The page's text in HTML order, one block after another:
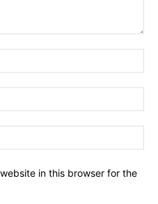
in this browser for the